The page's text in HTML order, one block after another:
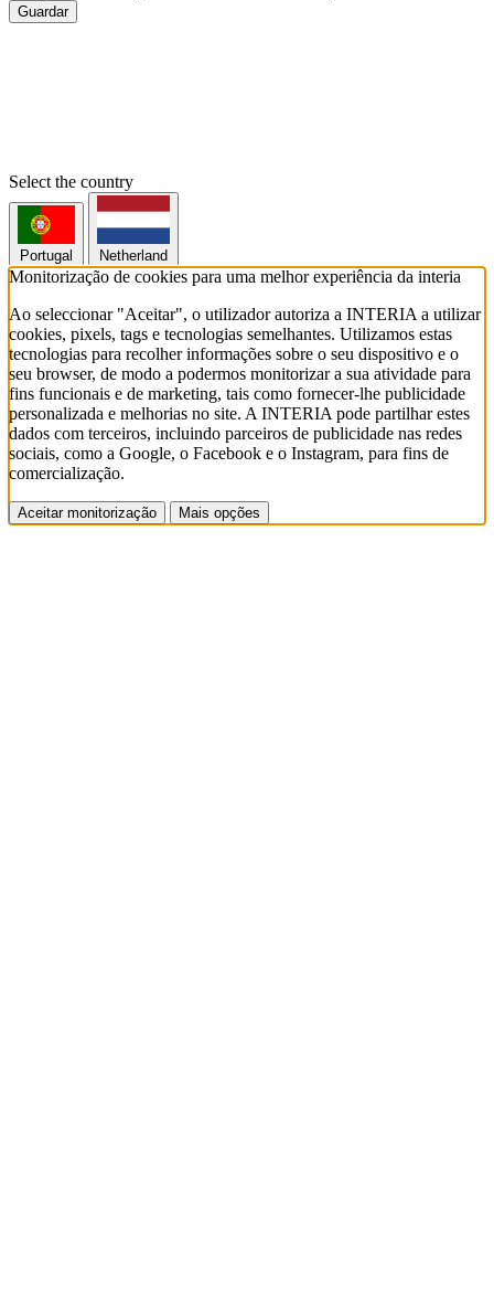
Guardar
Select the country
Portugal Netherland
Monitorização de cookies para uma melhor experiência da interia
Ao seleccionar "Aceitar", o utilizador autoriza a INTERIA a utilizar
cookies, pixels, tags e tecnologias semelhantes. Utilizamos estas
tecnologias para recolher informações sobre o seu dispositivo e o
seu browser, de modo a podermos monitorizar a sua atividade para
fins funcionais e de marketing, tais como fornecer-lhe publicidade
personalizada e melhorias no site. A INTERIA pode partilhar estes
dados com terceiros, incluindo parceiros de publicidade nas redes
sociais, como a Google, o Facebook e o Instagram, para fins de
comercialização.
Aceitar monitorização Mais opções